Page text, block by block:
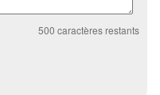
500 caractères restants